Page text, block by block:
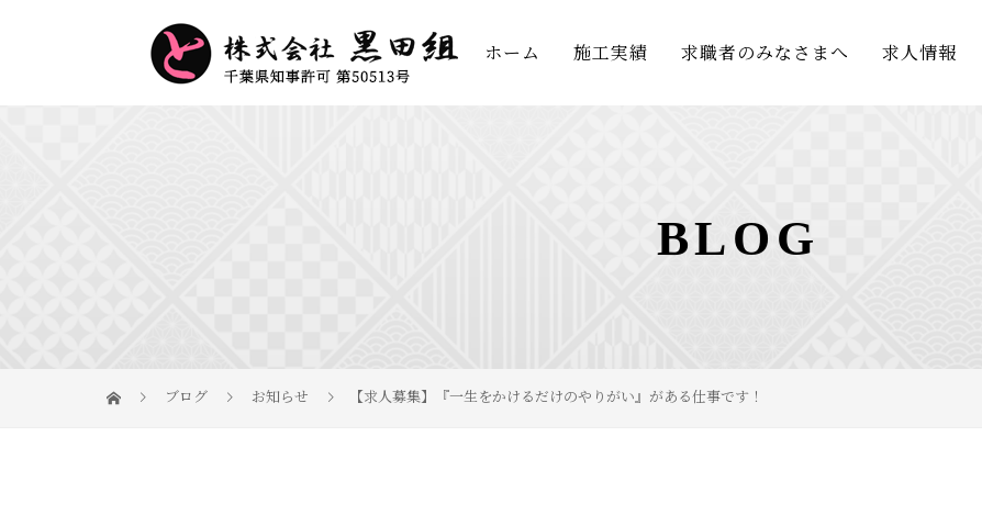
ホーム 施工実績 求職者のみなさまへ 求人情報
BLOG
ブログ お知らせ 【求人募集】『一生をかけるだけのやりがい』がある仕事です！